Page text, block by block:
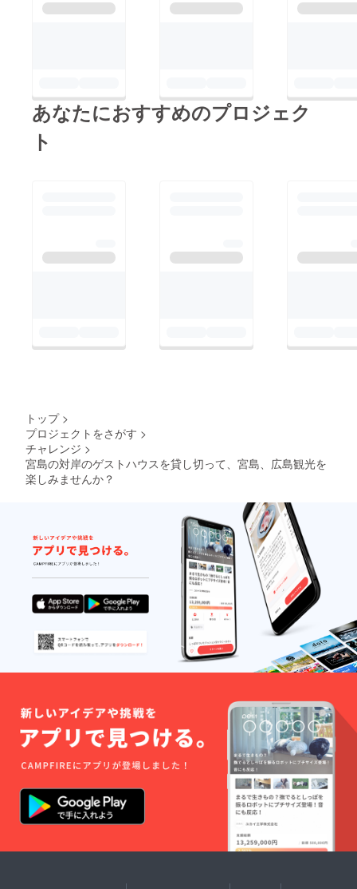
あなたにおすすめのプロジェク
ト
トップ >
プロジェクトをさがす >
チャレンジ >
宮島の対岸のゲストハウスを貸し切って、宮島、広島観光を
楽しみませんか？